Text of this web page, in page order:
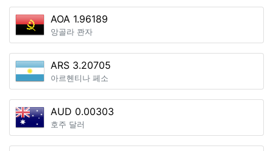
AOA 1.96189
앙골라 콴자
ARS 3.20705
아르헨티나 페소
AUD 0.00303
호주 달러